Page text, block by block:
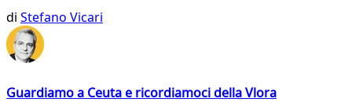
di Stefano Vicari
Guardiamo a Ceuta e ricordiamoci della Vlora